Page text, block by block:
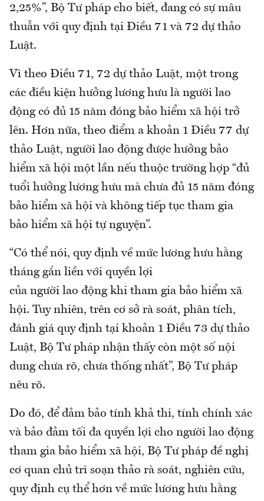
2,25%”, Bộ Tư pháp cho biết, đang có sự mâu
thuẫn với quy định tại Điều 71 và 72 dự thảo
Luật.
Vì theo Điều 71, 72 dự thảo Luật, một trong
các điều kiện hưởng lương hưu là người lao
động có đủ 15 năm đóng bảo hiểm xã hội trở
lên. Hơn nữa, theo điểm a khoản 1 Điều 77 dự
thảo Luật, người lao động được hưởng bảo
hiểm xã hội một lần nếu thuộc trường hợp “đủ
tuổi hưởng lương hưu mà chưa đủ 15 năm đóng
bảo hiểm xã hội và không tiếp tục tham gia
bảo hiểm xã hội tự nguyện”.
“Có thể nói, quy định về mức lương hưu hằng
tháng gắn liền với quyền lợi
của người lao động khi tham gia bảo hiểm xã
hội. Tuy nhiên, trên cơ sở rà soát, phân tích,
đánh giá quy định tại khoản 1 Điều 73 dự thảo
Luật, Bộ Tư pháp nhận thấy còn một số nội
dung chưa rõ, chưa thống nhất”, Bộ Tư pháp
nêu rõ.
Do đó, để đảm bảo tính khả thi, tính chính xác
và bảo đảm tối đa quyền lợi cho người lao động
tham gia bảo hiểm xã hội, Bộ Tư pháp đề nghị
cơ quan chủ trì soạn thảo rà soát, nghiên cứu,
quy định cụ thể hơn về mức lương hưu hằng